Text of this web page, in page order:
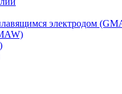
электродом